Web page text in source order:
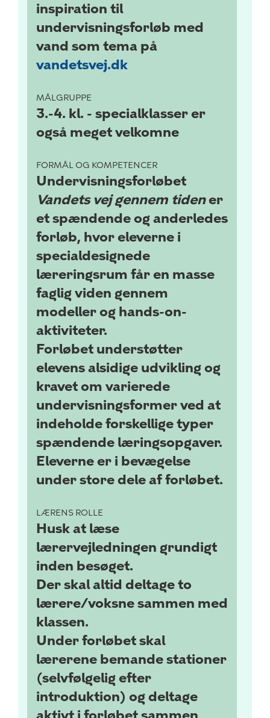
inspiration til
undervisningsforløb med
vand som tema på
vandetsvej.dk
MÅLGRUPPE
3.-4. kl. - specialklasser er
også meget velkomne
FORMÅL OG KOMPETENCER
Undervisningsforløbet
Vandets vej gennem tidener
et spændende og anderledes
forløb, hvor eleverne i
specialdesignede
læreringsrum får en masse
faglig viden gennem
modeller og hands-on-
aktiviteter.
Forløbet understøtter
elevens alsidige udvikling og
kravet om varierede
undervisningsformer ved at
indeholde forskellige typer
spændende læringsopgaver.
Eleverne er i bevægelse
under store dele af forløbet.
LÆRENS ROLLE
Husk at læse
lærervejledningen grundigt
inden besøget.
Der skal altid deltage to
lærere/voksne sammen med
klassen.
Under forløbet skal
lærerene bemande stationer
(selvfølgelig efter
introduktion) og deltage